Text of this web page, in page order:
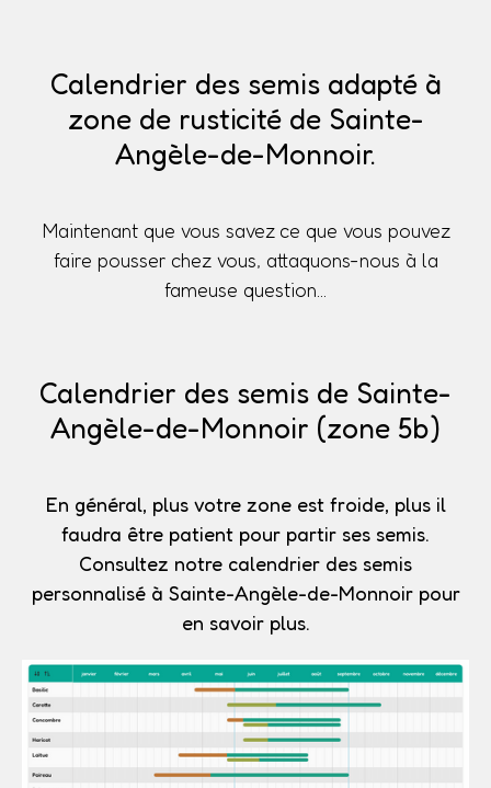
Calendrier des semis adapté à
zone de rusticité de Sainte-
Angèle-de-Monnoir.
Maintenant que vous savez ce que vous pouvez
faire pousser chez vous, attaquons-nous à la
fameuse question...
Calendrier des semis de Sainte-
Angèle-de-Monnoir (zone 5b)
En général, plus votre zone est froide, plus il
faudra être patient pour partir ses semis.
Consultez notre calendrier des semis
personnalisé à Sainte-Angèle-de-Monnoir pour
en savoir plus.